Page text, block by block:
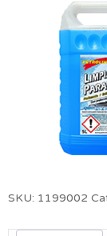
SKU: 1199002